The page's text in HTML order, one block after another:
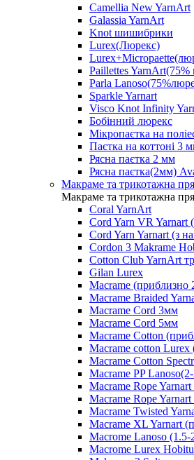
Camellia New YarnArt
Galassia YarnArt
Knot шишибрики
Lurex(Люрекс)
Paillettes YarnArt(75%
Parla
Sparkle Yarnart
Visco Knot Infinity
Бобінний люрекс
Мікропаєтка на
Паєтка на коттоні 3
Рясна паєтка 2 мм
Рясна паєтка(2мм)
Макраме та трикотажна
Макраме та трикотажна
Coral YarnArt
Cord Yarn VR Yarnart
Cord Yarn Yarnart (з
Cordon 3 Makrame
Cotton Club YarnArt
Gilan Lurex
Macrame (приблизно
Macrame Braided
Macrame Cord 3мм
Macrame Cord 5мм
Macrame Cotton
Macrame cotton
Macrame Cotton
Macrame PP
Macrame Rope
Macrame Rope
Macrame Twisted
Macrame XL Yarnart
Macrome Lanoso
Macrome Lurex Hobitu